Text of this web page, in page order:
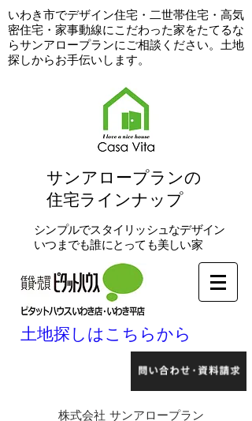
​いわき市でデザイン住宅・二世帯住宅・高気
密住宅・家事動線にこだわった家をたてるな
らサンアロープランにご相談ください。土地
探しからお手伝いします。
​サンアロープランの
住宅ラインナップ
シンプルでスタイリッシュなデザイン
いつまでも誰にとっても美しい家
土地探しはこちらから
株式会社 サンアロープラン